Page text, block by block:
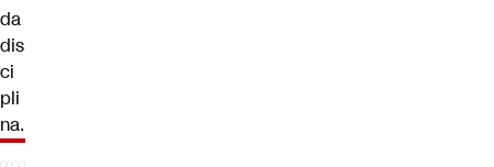
da
dis
ci
pli
na.